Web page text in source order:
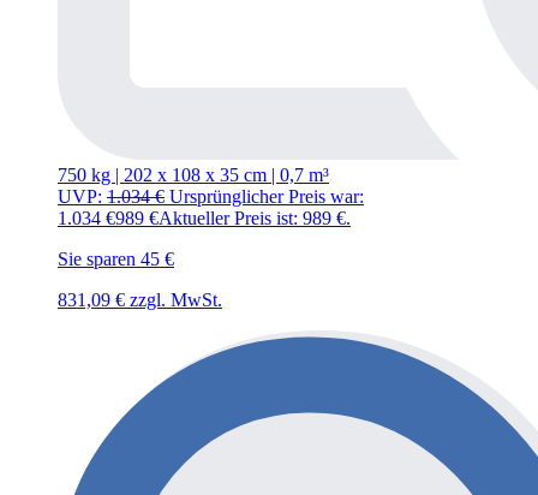
750 kg | 202 x 108 x 35 cm | 0,7 m³
UVP: 1.034€ Ursprünglicher Preis war:
1.034 €989 €Aktueller Preis ist: 989 €.
Sie sparen 45 €
831,09 € zzgl. MwSt.